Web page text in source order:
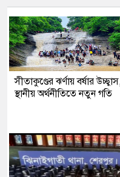
সীতাকুণ্ডের ঝর্ণায় বর্ষার
স্থানীয় অর্থনীতিতে নতুন গতি